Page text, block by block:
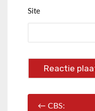
Site
← CBS: